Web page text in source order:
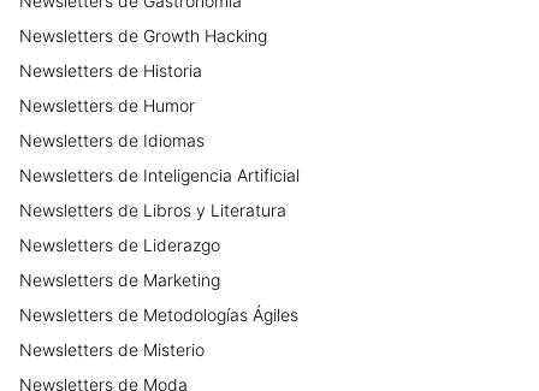
Newsletters de Growth Hacking
Newsletters de Historia
Newsletters de Humor
Newsletters de Idiomas
Newsletters de Inteligencia Artificial
Newsletters de Libros y Literatura
Newsletters de Liderazgo
Newsletters de Marketing
Newsletters de Metodologías Ágiles
Newsletters de Misterio
Newsletters de Moda